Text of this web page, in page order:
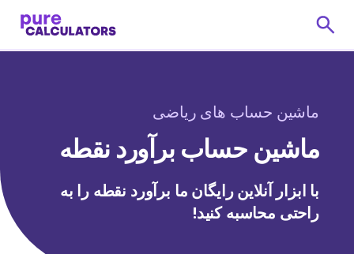
ماشین حساب های ریاضی
ماشین حساب برآورد نقطه
با ابزار آنلاین رایگان ما برآورد نقطه را به
راحتی محاسبه کنید!